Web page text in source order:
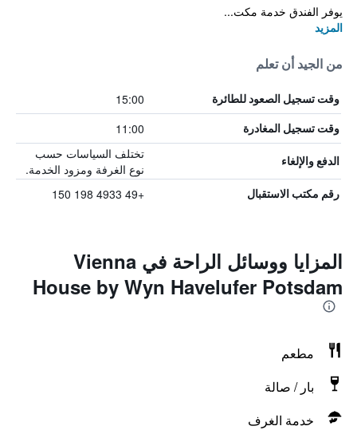
يوفر الفندق خدمة مكت...
المزيد
من الجيد أن تعلم
وقت تسجيل الصعود للطائرة 15:00
وقت تسجيل المغادرة 11:00
الدفع والإلغاء
تختلف السياسات حسب
نوع الغرفة ومزود الخدمة.
رقم مكتب الاستقبال +49 4933 198 150
المزايا ووسائل الراحة في Vienna
House by Wyn Havelufer Potsdam
مطعم
بار / صالة
خدمة الغرف